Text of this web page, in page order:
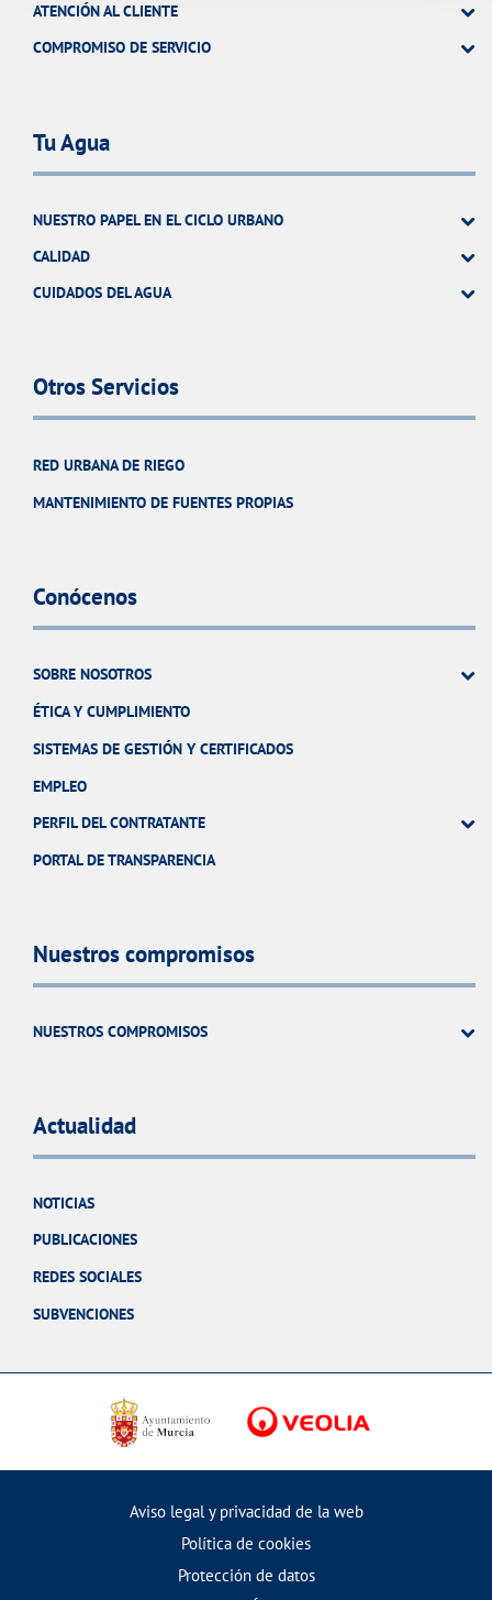
ATENCIÓN AL CLIENTE
COMPROMISO DE SERVICIO
Tu Agua
NUESTRO PAPEL EN EL CICLO URBANO
CALIDAD
CUIDADOS DEL AGUA
Otros Servicios
RED URBANA DE RIEGO
MANTENIMIENTO DE FUENTES PROPIAS
Conócenos
SOBRE NOSOTROS
ÉTICA Y CUMPLIMIENTO
SISTEMAS DE GESTIÓN Y CERTIFICADOS
EMPLEO
PERFIL DEL CONTRATANTE
PORTAL DE TRANSPARENCIA
Nuestros compromisos
NUESTROS COMPROMISOS
Actualidad
NOTICIAS
PUBLICACIONES
REDES SOCIALES
SUBVENCIONES
Aviso legal y privacidad de la web
Política de cookies
Protección de datos